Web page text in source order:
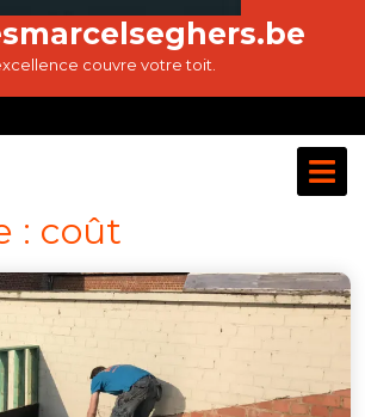
couvre votre toit.
: coût